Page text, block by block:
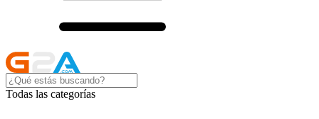
Todas las categorías